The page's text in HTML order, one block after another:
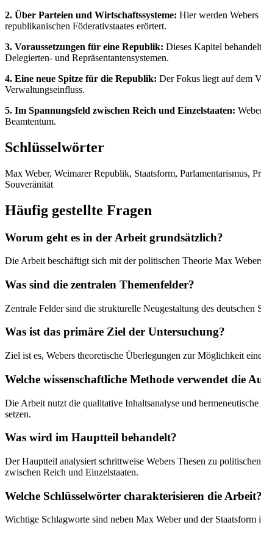
2. Über Parteien und Wirtschaftssysteme: Hier werden
republikanischen Föderativstaates erörtert.
3. Voraussetzungen für eine Republik: Dieses Kapitel
Delegierten- und Repräsentantensystemen.
4. Eine neue Spitze für die Republik: Der Fokus liegt auf dem
Verwaltungseinfluss.
5. Im Spannungsfeld zwischen Reich und Einzelstaaten:
Beamtentum.
Schlüsselwörter
Max Weber, Weimarer Republik, Staatsform, Parlamentarismus,
Souveränität
Häufig gestellte Fragen
Worum geht es in der Arbeit grundsätzlich?
Die Arbeit beschäftigt sich mit der politischen Theorie Max
Was sind die zentralen Themenfelder?
Zentrale Felder sind die strukturelle Neugestaltung des
Was ist das primäre Ziel der Untersuchung?
Ziel ist es, Webers theoretische Überlegungen zur Möglichkeit
Welche wissenschaftliche Methode verwendet die
Die Arbeit nutzt die qualitative Inhaltsanalyse und
setzen.
Was wird im Hauptteil behandelt?
Der Hauptteil analysiert schrittweise Webers Thesen zu
zwischen Reich und Einzelstaaten.
Welche Schlüsselwörter charakterisieren die Arbeit?
Wichtige Schlagworte sind neben Max Weber und der